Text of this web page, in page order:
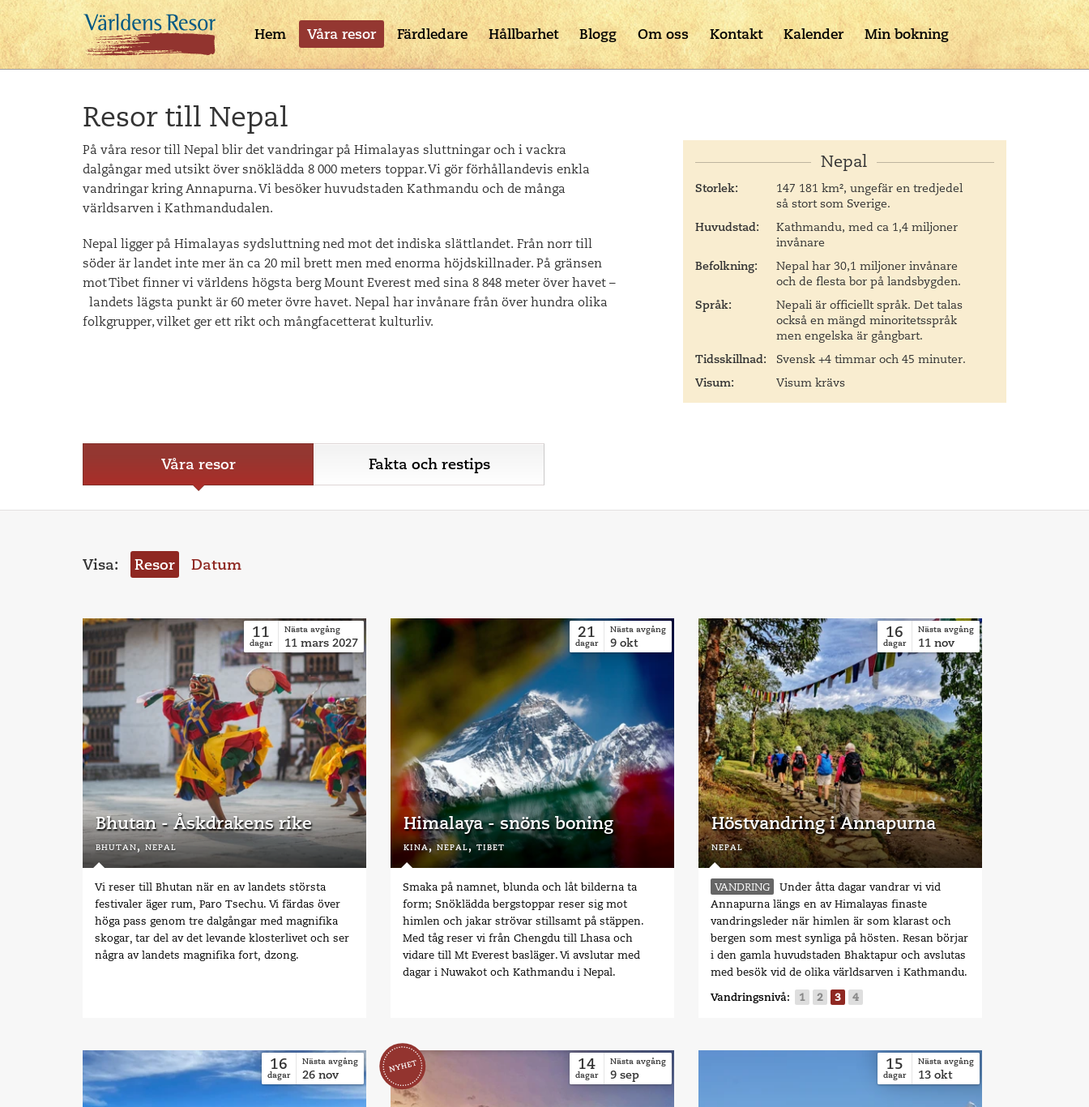
Hem Våra resor Färdledare Hållbarhet Blogg Om oss Kontakt Kalender Min bokning
Resor till Nepal
På våra resor till Nepal blir det vandringar på Himalayas sluttningar och i vackra
dalgångar med utsikt över snöklädda 8 000 meters toppar. Vi gör förhållandevis enkla
vandringar kring Annapurna. Vi besöker huvudstaden Kathmandu och de många
världsarven i Kathmandudalen.
Nepal ligger på Himalayas sydsluttning ned mot det indiska slättlandet. Från norr till
söder är landet inte mer än ca 20 mil brett men med enorma höjdskillnader. På gränsen
mot Tibet finner vi världens högsta berg Mount Everest med sina 8 848 meter över havet –
landets lägsta punkt är 60 meter övre havet. Nepal har invånare från överhundra olika
folkgrupper, vilket ger ett rikt och mångfacetterat kulturliv.
Nepal
Storlek:
147 181 km², ungefär en tredjedel
så stort som Sverige.
Huvudstad:
Kathmandu, med ca 1,4 miljoner
invånare
Befolkning:
Nepal har 30,1 miljoner invånare
och de flesta bor på landsbygden.
Språk:
Nepali är officiellt språk. Det talas
också en mängd minoritetsspråk
men engelska är gångbart.
Tidsskillnad:
Svensk +4 timmar och 45 minuter.
Visum:
Visum krävs
Våra resor Fakta och restips
Visa: Resor Datum
Bhutan - Åskdrakens rike
bhutan, nepal
11
dagar
Nästa avgång
11 mars 2027
Vi reser till Bhutan när en av landets största
festivaler äger rum, Paro Tsechu. Vi färdas över
höga pass genom tre dalgångar med magnifika
skogar, tar del av det levande klosterlivet och ser
några av landets magnifika fort, dzong.
Himalaya - snöns boning
kina,nepal, tibet
21
dagar
Nästa avgång
9 okt
Smaka på namnet, blunda och låt bilderna ta
form; Snöklädda bergstoppar reser sig mot
himlen och jakar strövar stillsamt på stäppen.
Med tåg reser vi från Chengdu till Lhasa och
vidare till Mt Everest basläger. Vi avslutar med
dagar i Nuwakot och Kathmandu i Nepal.
Höstvandring i Annapurna
nepal
16
dagar
Nästa avgång
11 nov
VANDRING
Under åtta dagar vandrar vi vid
Annapurna längs en av Himalayas finaste
vandringsleder när himlen är som klarast och
bergen som mest synliga på hösten. Resan börjar
i den gamla huvudstaden Bhaktapur och avslutas
med besök vid de olika världsarven i Kathmandu.
Vandringsnivå: 1 2 3 4
16
dagar
Nästa avgång
26 nov
14
dagar
Nästa avgång
9 sep
15
dagar
Nästa avgång
13 okt